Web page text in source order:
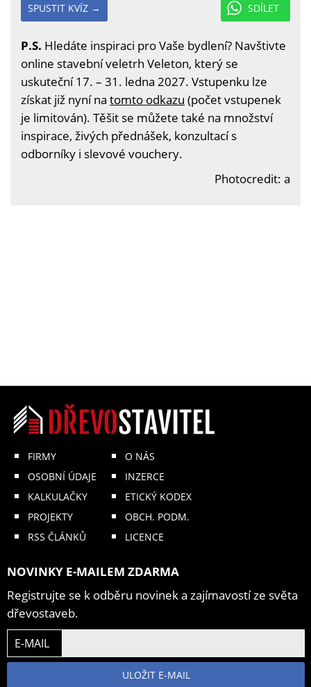
SDÍLET
SPUSTIT KVÍZ →
P.S. Hledáte inspiraci pro Vaše bydlení? Navštivte
online stavební veletrh Veleton, který se
uskuteční 17. – 31. ledna 2027. Vstupenku lze
získat již nyní na tomto odkazu (počet vstupenek
je limitován). Těšit se můžete také na množství
inspirace, živých přednášek, konzultací s
odborníky i slevové vouchery.
Photocredit: a
FIRMY
OSOBNÍ ÚDAJE
KALKULAČKY
PROJEKTY
RSS ČLÁNKŮ
O NÁS
INZERCE
ETICKÝ KODEX
OBCH. PODM.
LICENCE
NOVINKY E-MAILEM ZDARMA
Registrujte se k odběru novinek a zajímavostí ze světa
dřevostaveb.
E-MAIL
ULOŽIT E-MAIL